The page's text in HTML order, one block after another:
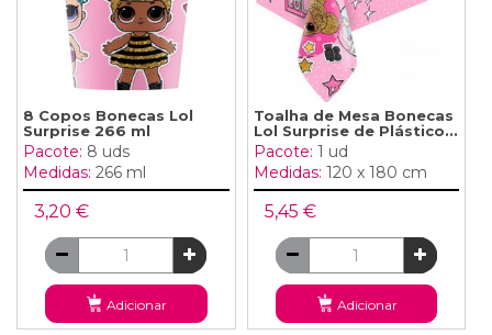
8 Copos Bonecas Lol
Surprise 266 ml
Pacote: 8 uds
Medidas: 266 ml
3,20 €
Adicionar
Toalha de Mesa Bonecas
Lol Surprise de Plástico...
Pacote: 1 ud
Medidas: 120 x 180 cm
5,45 €
Adicionar